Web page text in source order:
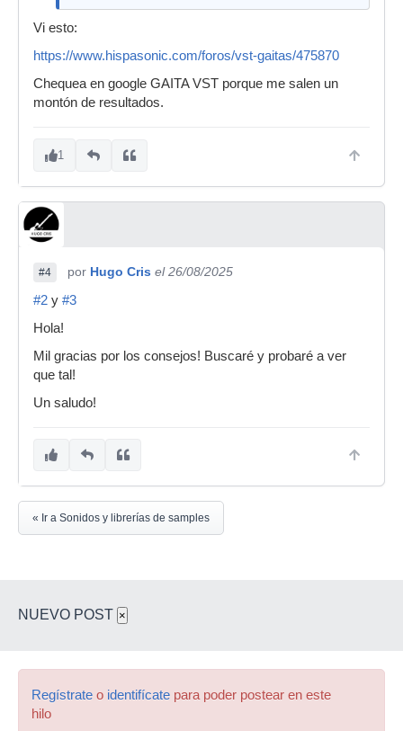
Vi esto:
https://www.hispasonic.com/foros/vst-gaitas/475870
Chequea en google GAITA VST porque me salen un
montón de resultados.
1
#4 por Hugo Cris el 26/08/2025
#2 y #3
Hola!
Mil gracias por los consejos! Buscaré y probaré a ver
que tal!
Un saludo!
« Ir a Sonidos y librerías de samples
NUEVO POST ×
Regístrate o identifícate para poder postear en este
hilo